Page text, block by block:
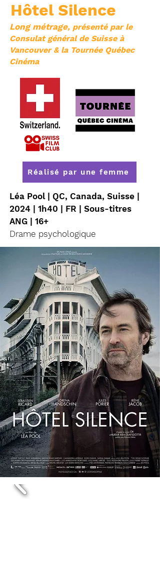
Hôtel Silence
Long métrage, présenté par le
Consulat général de Suisse à
Vancouver & la Tournée Québec
Cinéma
Léa Pool | QC, Canada, Suisse |
2024 | 1h40 | FR | Sous-titres
ANG | 16+
Drame psychologique
Réalisé par une femme